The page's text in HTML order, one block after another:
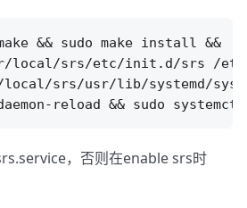
&& sudo make install &&
local/srs/etc/init.d/srs /
srs/usr/lib/systemd/
，否则在enable srs时